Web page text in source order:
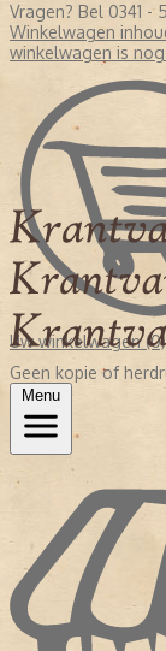
Vragen? Bel 0341 -
Winkelwagen
winkelwagen is
Uw winkelwagen (0)
Geen kopie of
Menu